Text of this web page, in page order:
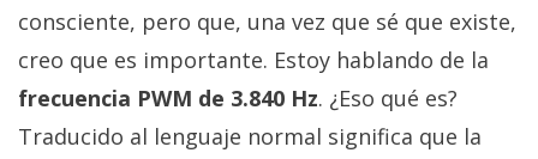
consciente, pero que, una vez que sé que existe,
creo que es importante. Estoy hablando de la
frecuencia PWM de 3.840 Hz. ¿Eso qué es?
Traducido al lenguaje normal significa que la